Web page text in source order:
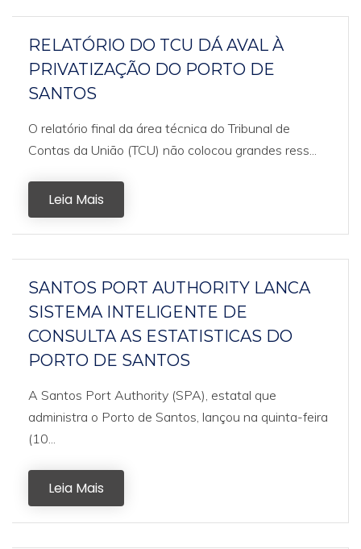
RELATÓRIO DO TCU DÁ AVAL À
PRIVATIZAÇÃO DO PORTO DE
SANTOS
O relatório final da área técnica do Tribunal de
Contas da União (TCU) não colocou grandes ress...
Leia Mais
SANTOS PORT AUTHORITY LANCA
SISTEMA INTELIGENTE DE
CONSULTA AS ESTATISTICAS DO
PORTO DE SANTOS
A Santos Port Authority (SPA), estatal que
administra o Porto de Santos, lançou na quinta-feira
(10...
Leia Mais